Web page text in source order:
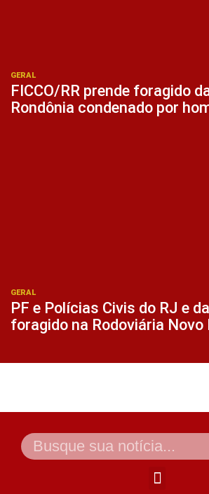
GERAL
FICCO/RR prende foragido
Rondônia condenado por
GERAL
PF e Polícias Civis do RJ e
foragido na Rodoviária Novo